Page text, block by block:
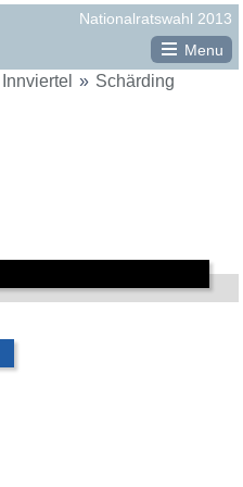
Nationalratswahl 2013
Menu
Innviertel
Schärding